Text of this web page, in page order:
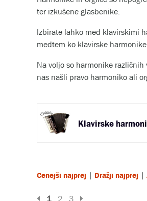
ter izkušene glasbenike.
Izbirate lahko med klavirskimi
medtem ko klavirske
Na voljo so harmonike
nas našli pravo harmoniko ali
Klavirske
Cenejši najprej | Dražji najprej |
Prejšnja stran
1 2 3